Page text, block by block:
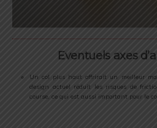
Eventuels axes
Un col plus haut offrirait un meilleur
design actuel réduit les risques de
course, ce qui est aussi important pour le